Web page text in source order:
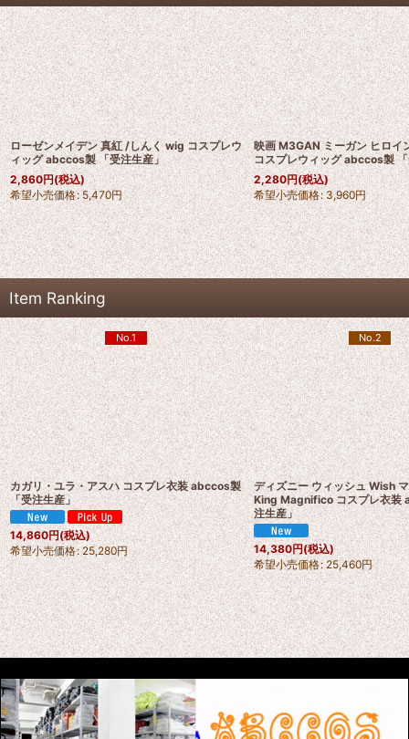
ローゼンメイデン 真紅 /しんく wig コスプレウ
ィッグ abccos製 「受注生産」
2,860円(税込)
希望小売価格: 5,470円
映画 M3GAN ミーガン ヒロイ
コスプレウィッグ abccos製
2,280円(税込)
希望小売価格: 3,960円
Item Ranking
No.1
カガリ・ユラ・アスハ コスプレ衣装 abccos製
「受注生産」
14,860円(税込)
希望小売価格: 25,280円
No.2
ディズニー ウィッシュ Wish
King Magnifico コスプレ衣装
注生産」
14,380円(税込)
希望小売価格: 25,460円